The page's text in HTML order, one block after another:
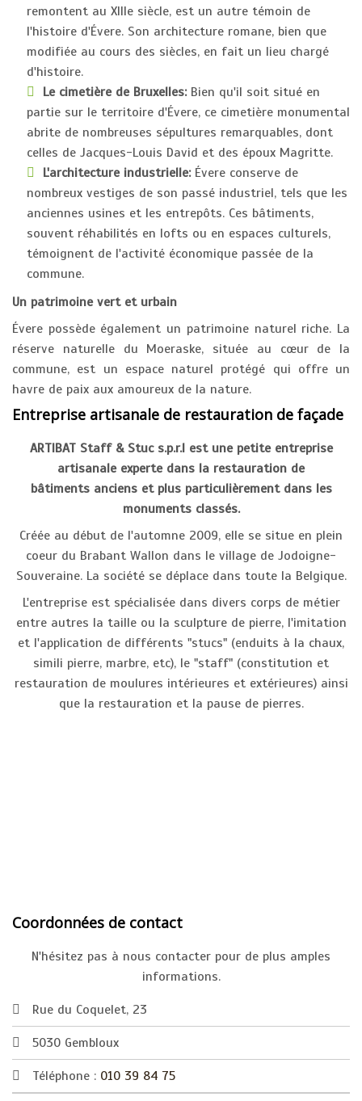
remontent au XIIIe siècle, est un autre témoin de
l'histoire d'Évere. Son architecture romane, bien que
modifiée au cours des siècles, en fait un lieu chargé
d'histoire.
Le cimetière de Bruxelles:Bien qu'il soit situé en
partie sur le territoire d'Évere, ce cimetière monumental
abrite de nombreuses sépultures remarquables, dont
celles de Jacques-Louis David et des époux Magritte.
L'architecture industrielle:Évere conserve de
nombreux vestiges de son passé industriel, tels que les
anciennes usines et les entrepôts. Ces bâtiments,
souvent réhabilités en lofts ou en espaces culturels,
témoignent de l'activité économique passée de la
commune.
Un patrimoine vert et urbain
Évere possède également un patrimoine naturel riche. La
réserve naturelle du Moeraske, située au cœur de la
commune, est un espace naturel protégé qui offre un
havre de paix aux amoureux de la nature.
Entreprise artisanale de restauration de façade
ARTIBAT Staff & Stuc s.p.r.l est une petite entreprise
artisanale experte dans la restauration de
bâtiments anciens et plus particulièrement dans les
monuments classés.
Créée au début de l'automne 2009, elle se situe en plein
coeur du Brabant Wallon dans le village de Jodoigne-
Souveraine. La société se déplace dans toute la Belgique.
L'entreprise est spécialisée dans divers corps de métier
entre autres la taille ou la sculpture de pierre, l'imitation
et l'application de différents "stucs" (enduits à la chaux,
simili pierre, marbre, etc), le "staff" (constitution et
restauration de moulures intérieures et extérieures) ainsi
que la restauration et la pause de pierres.
Coordonnées de contact
N'hésitez pas à nous contacter pour de plus amples
informations.
Rue du Coquelet, 23
5030 Gembloux
Téléphone : 010 39 84 75